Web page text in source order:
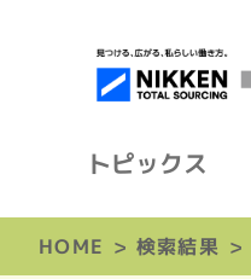
トピックス
HOME > 検索結果 >